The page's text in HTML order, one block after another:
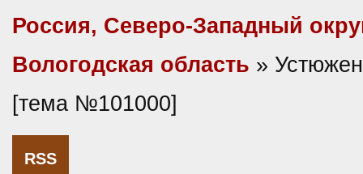
Россия, Северо-Западный
Вологодская область »
[тема №101000]
RSS